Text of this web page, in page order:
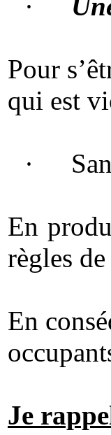
Pour
qui est
·
En
règles
En
Je